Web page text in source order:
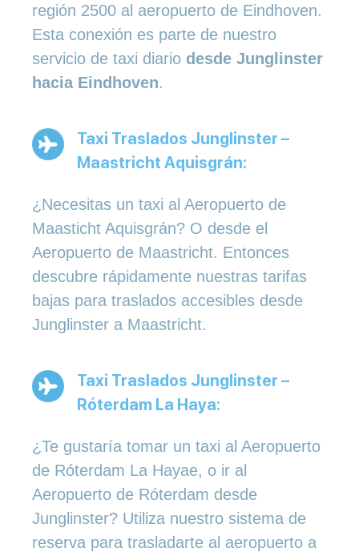
región 2500 al aeropuerto de Eindhoven.
Esta conexión es parte de nuestro
servicio de taxi diario desde Junglinster
hacia Eindhoven.
Taxi Traslados Junglinster –
Maastricht Aquisgrán:
¿Necesitas un taxi al Aeropuerto de
Maasticht Aquisgrán? O desde el
Aeropuerto de Maastricht. Entonces
descubre rápidamente nuestras tarifas
bajas para traslados accesibles desde
Junglinster a Maastricht.
Taxi Traslados Junglinster –
Róterdam La Haya:
¿Te gustaría tomar un taxi al Aeropuerto
de Róterdam La Hayae, o ir al
Aeropuerto de Róterdam desde
Junglinster? Utiliza nuestro sistema de
reserva para trasladarte al aeropuerto a